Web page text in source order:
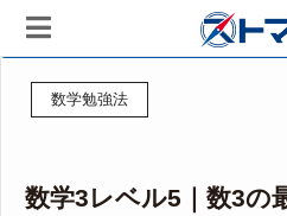
数学勉強法
数学3レベル5｜数3の